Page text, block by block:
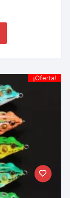
¡Oferta!